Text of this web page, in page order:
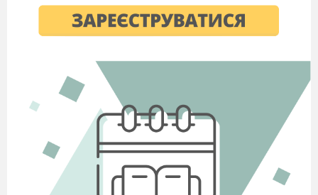
Як маленьке немовля
У світ двері відчиня,
Поміркуйте, чи в кожної людини є ім’я?
А для чого людині ім’я? ( Щоб люди могли звертатись
один до одного
Кожне ім
я звучить по-своєму, особливо.
Пограємо в гру
«Відгадай хто я»